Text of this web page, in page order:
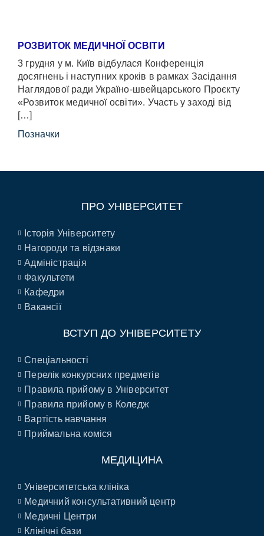
РОЗВИТОК МЕДИЧНОЇ ОСВІТИ
3 грудня у м. Київ відбулася Конференція
досягнень і наступних кроків в рамках Засідання
Наглядової ради Україно-швейцарського Проєкту
«Розвиток медичної освіти». Участь у заході від
[…]
Позначки
ПРО УНІВЕРСИТЕТ
Історія Університету
Нагороди та відзнаки
Адміністрація
Факультети
Кафедри
Вакансії
ВСТУП ДО УНІВЕРСИТЕТУ
Спеціальності
Перелік конкурсних предметів
Правила прийому в Університет
Правила прийому в Коледж
Вартість навчання
Приймальна коміся
МЕДИЦИНА
Університетська клініка
Медичний консультативний центр
Медичні Центри
Клінічні бази